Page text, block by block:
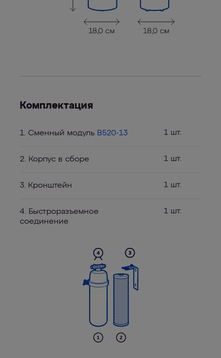
Комплектация
1. Сменный модуль B520-13 1 шт.
2. Корпус в сборе 1 шт.
3. Кронштейн 1 шт.
4. Быстроразъемное
соединение
1 шт.